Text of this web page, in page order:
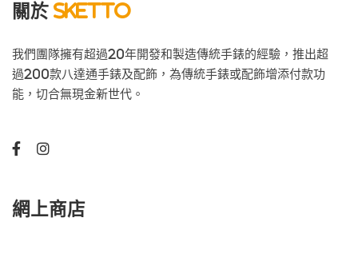
關於 Sketto
我們團隊擁有超過20年開發和製造傳統手錶的經驗，推出超
過200款八達通手錶及配飾，為傳統手錶或配飾增添付款功
能，切合無現金新世代。
網上商店